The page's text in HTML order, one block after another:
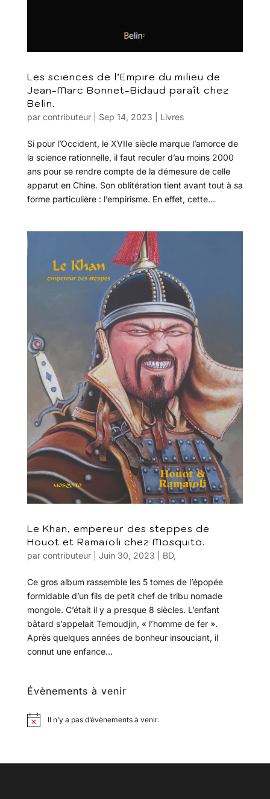
Les sciences de l’Empire du milieu de
Jean-Marc Bonnet-Bidaud paraît chez
Belin.
par contributeur| Sep 14, 2023 Livres
Si pour l’Occident, le XVIIe siècle marque l’amorce de
la science rationnelle, il faut reculer d’au moins 2000
ans pour se rendre compte de la démesure de celle
apparut en Chine. Son oblitération tient avant tout à sa
forme particulière : l’empirisme. En effet, cette...
Le Khan, empereur des steppes de
Houot et Ramaïoli chez Mosquito.
par contributeur| Juin 30, 2023 BD,
Ce gros album rassemble les 5 tomes de l’épopée
formidable d’un fils de petit chef de tribu nomade
mongole. C’était il y a presque 8 siècles. L’enfant
bâtard s’appelait Temoudjin, « l’homme de fer ».
Après quelques années de bonheur insouciant, il
connut une enfance...
Évènements à venir
Il n’y a pas d’évènements à venir.